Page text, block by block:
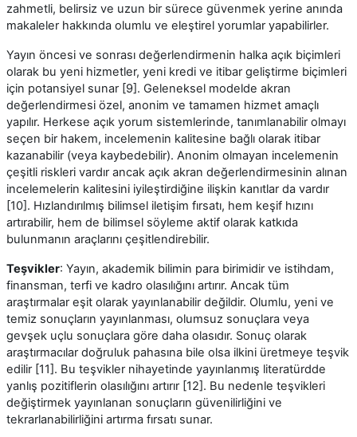
zahmetli, belirsiz ve uzun bir sürece güvenmek yerine anında
makaleler hakkında olumlu ve eleştirel yorumlar yapabilirler.
Yayın öncesi ve sonrası değerlendirmenin halka açık biçimleri
olarak bu yeni hizmetler, yeni kredi ve itibar geliştirme biçimleri
için potansiyel sunar [9]. Geleneksel modelde akran
değerlendirmesi özel, anonim ve tamamen hizmet amaçlı
yapılır. Herkese açık yorum sistemlerinde, tanımlanabilir olmayı
seçen bir hakem, incelemenin kalitesine bağlı olarak itibar
kazanabilir (veya kaybedebilir). Anonim olmayan incelemenin
çeşitli riskleri vardır ancak açık akran değerlendirmesinin alınan
incelemelerin kalitesini iyileştirdiğine ilişkin kanıtlar da vardır
[10]. Hızlandırılmış bilimsel iletişim fırsatı, hem keşif hızını
artırabilir, hem de bilimsel söyleme aktif olarak katkıda
bulunmanın araçlarını çeşitlendirebilir.
Teşvikler: Yayın, akademik bilimin para birimidir ve istihdam,
finansman, terfi ve kadro olasılığını artırır. Ancak tüm
araştırmalar eşit olarak yayınlanabilir değildir. Olumlu, yeni ve
temiz sonuçların yayınlanması, olumsuz sonuçlara veya
gevşek uçlu sonuçlara göre daha olasıdır. Sonuç olarak
araştırmacılar doğruluk pahasına bile olsa ilkini üretmeye teşvik
edilir [11]. Bu teşvikler nihayetinde yayınlanmış literatürdde
yanlış pozitiflerin olasılığını artırır [12]. Bu nedenle teşvikleri
değiştirmek yayınlanan sonuçların güvenilirliğini ve
tekrarlanabilirliğini artırma fırsatı sunar.